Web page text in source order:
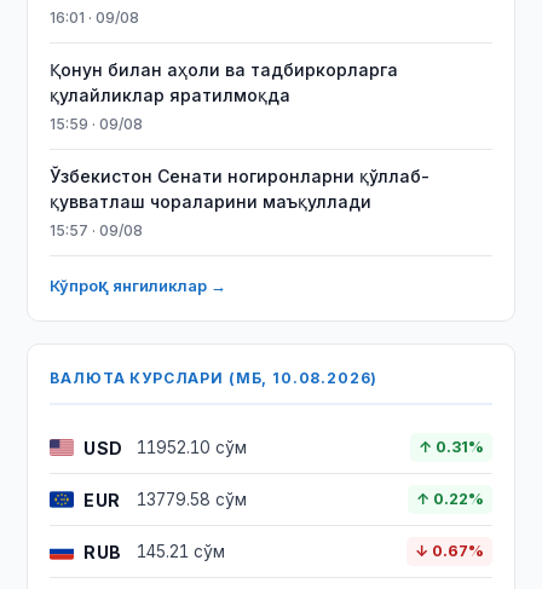
16:01 · 09/08
Қонун билан аҳоли ва тадбиркорларга
қулайликлар яратилмоқда
15:59 · 09/08
Ўзбекистон Сенати ногиронларни қўллаб-
қувватлаш чораларини маъқуллади
15:57 · 09/08
Кўпроқ янгиликлар →
ВАЛЮТА КУРСЛАРИ (МБ, 10.08.2026)
USD 11952.10 сўм ↑ 0.31%
EUR 13779.58 сўм ↑ 0.22%
RUB 145.21 сўм ↓ 0.67%